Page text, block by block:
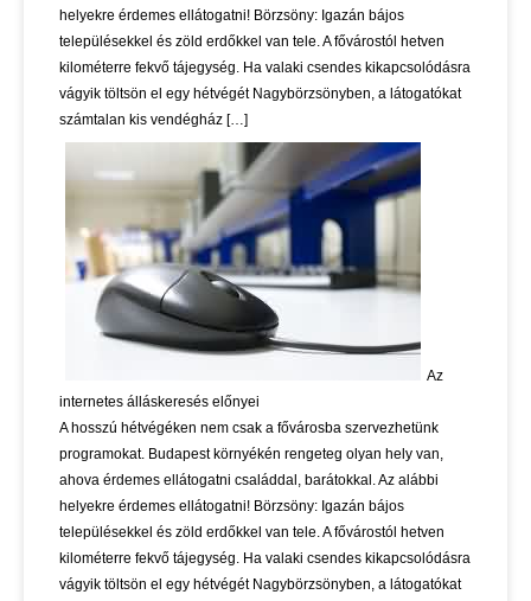
helyekre érdemes ellátogatni! Börzsöny: Igazán bájos
településekkel és zöld erdőkkel van tele. A fővárostól hetven
kilométerre fekvő tájegység. Ha valaki csendes kikapcsolódásra
vágyik töltsön el egy hétvégét Nagybörzsönyben, a látogatókat
számtalan kis vendégház […]
Az
internetes álláskeresés előnyei
A hosszú hétvégéken nem csak a fővárosba szervezhetünk
programokat. Budapest környékén rengeteg olyan hely van,
ahova érdemes ellátogatni családdal, barátokkal. Az alábbi
helyekre érdemes ellátogatni! Börzsöny: Igazán bájos
településekkel és zöld erdőkkel van tele. A fővárostól hetven
kilométerre fekvő tájegység. Ha valaki csendes kikapcsolódásra
vágyik töltsön el egy hétvégét Nagybörzsönyben, a látogatókat